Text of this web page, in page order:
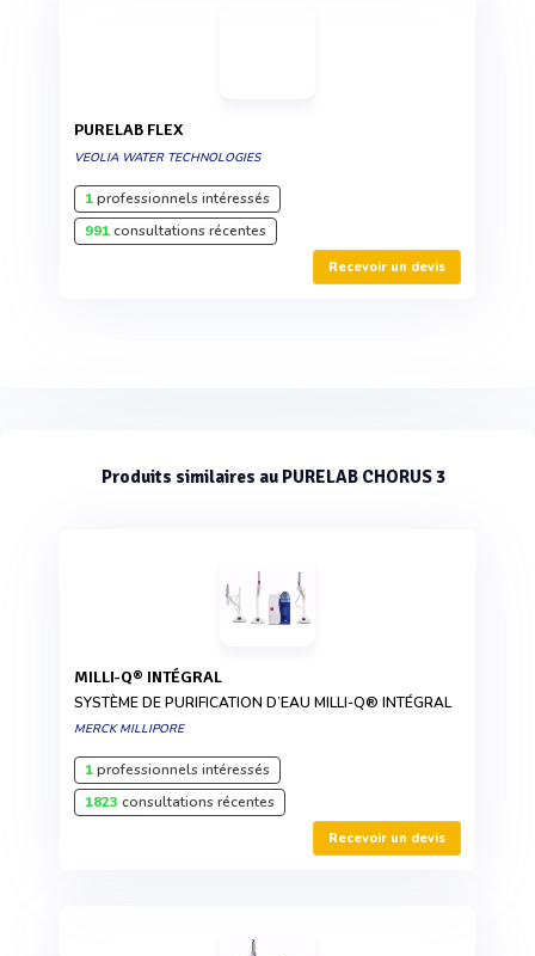
PURELAB FLEX
VEOLIA WATER TECHNOLOGIES
1professionnels intéressés
991consultations récentes
Recevoir un devis
Produits similaires au PURELAB CHORUS 3
MILLI-Q® INTÉGRAL
SYSTÈME DE PURIFICATION D’EAU MILLI-Q® INTÉGRAL
MERCK MILLIPORE
1professionnels intéressés
1823 consultations récentes
Recevoir un devis